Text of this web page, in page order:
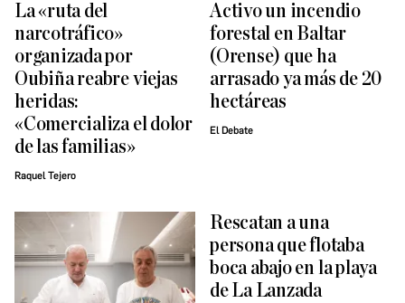
La «ruta del
narcotráfico»
organizada por
Oubiña reabre viejas
heridas:
«Comercializa el dolor
de las familias»
Raquel Tejero
Activo un incendio
forestal en Baltar
(Orense) que ha
arrasado ya más de 20
hectáreas
El Debate
Rescatan a una
persona que flotaba
boca abajo en la playa
de La Lanzada